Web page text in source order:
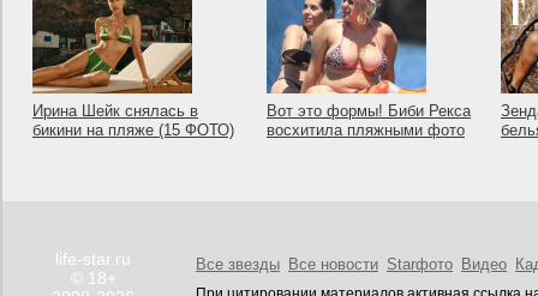
Ирина Шейк снялась в
бикини на пляже (15 ФОТО)
Вот это формы! Биби Рекса
восхитила пляжными фото
life-star.ru
© 18+
Все звезды Все новости Starфото Видео